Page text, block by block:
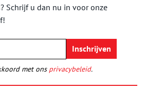
Schrijf u dan nu in voor onze
met ons privacybeleid.